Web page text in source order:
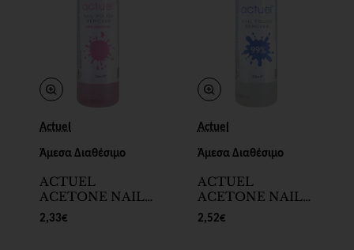
Actuel
Άμεσα Διαθέσιμο
ACTUEL
ACETONE NAIL
POLISH
REMOVER ΜΕ
2,33€
Actuel
Άμεσα Διαθέσιμο
ACTUEL
ACETONE NAIL
POLISH
REMOVER 99%
2,52€